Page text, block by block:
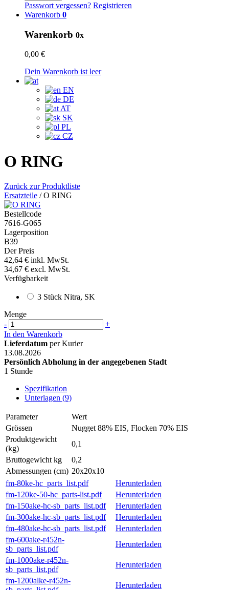
Passwort vergessen? Registrieren
Warenkorb 0
Warenkorb 0x
0,00 €
Dein Warenkorb ist leer
EN
DE
AT
SK
PL
CZ
O RING
Zurück zur Produktliste
Ersatzteile /O RING
Bestellcode
7616-G065
Lagerposition
B39
Der Preis
42,64 € inkl. MwSt.
34,67 € excl. MwSt.
Verfügbarkeit
3 Stück Nitra, SK
Menge
-
+
In den Warenkorb
Lieferdatum per Kurier
13.08.2026
Persönlich Abholung in der angegebenen Stadt
1 Stunde
Spezifikation
Unterlagen (9)
Parameter
Wert
Grössen
Nugget 88% EIS, Flocken 70% EIS
Produktgewicht
(kg)
0,1
Bruttogewicht kg
0,2
Abmessungen (cm) 20x20x10
fm-80ke-hc_parts_list.pdf
Herunterladen
fm-120ke-50-hc_parts-list.pdf
Herunterladen
fm-150ake-hc-sb_parts_list.pdf
Herunterladen
fm-300ake-hc-sb_parts_list.pdf
Herunterladen
fm-480ake-hc-sb_parts_list.pdf
Herunterladen
fm-600ake-r452n-
sb_parts_list.pdf
Herunterladen
fm-1000ake-r452n-
sb_parts_list.pdf
Herunterladen
fm-1200alke-r452n-
Herunterladen